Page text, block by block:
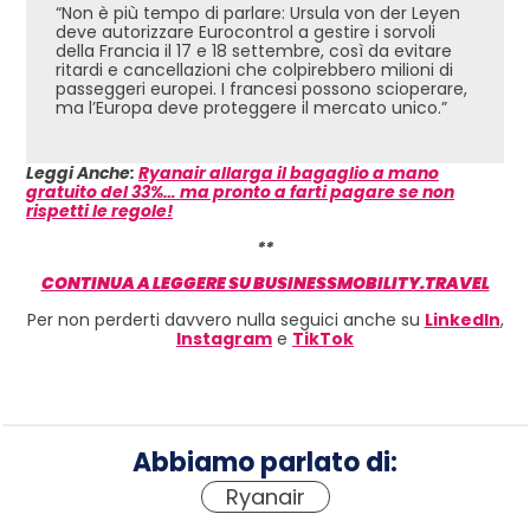
“Non è più tempo di parlare: Ursula von der Leyen
deve autorizzare Eurocontrol a gestire i sorvoli
della Francia il 17 e 18 settembre, così da evitare
ritardi e cancellazioni che colpirebbero milioni di
passeggeri europei. I francesi possono scioperare,
ma l’Europa deve proteggere il mercato unico.”
Leggi Anche: Ryanair allarga il bagaglio a mano
gratuito del 33%… ma pronto a farti pagare se non
rispetti le regole!
**
CONTINUA A LEGGERE SU BUSINESSMOBILITY.TRAVEL
Per non perderti davvero nulla seguici anche su LinkedIn,
Instagram e TikTok
Abbiamo parlato di:
Ryanair